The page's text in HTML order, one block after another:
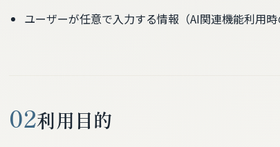
ユーザーが任意で入力する情報（AI関連機能利用
02利用目的